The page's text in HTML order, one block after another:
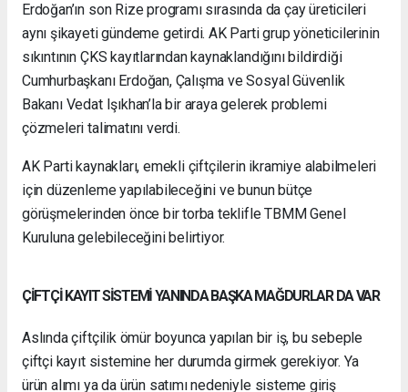
Erdoğan’ın son Rize programı sırasında da çay üreticileri
aynı şikayeti gündeme getirdi. AK Parti grup yöneticilerinin
sıkıntının ÇKS kayıtlarından kaynaklandığını bildirdiği
Cumhurbaşkanı Erdoğan, Çalışma ve Sosyal Güvenlik
Bakanı Vedat Işıkhan’la bir araya gelerek problemi
çözmeleri talimatını verdi.
AK Parti kaynakları, emekli çiftçilerin ikramiye alabilmeleri
için düzenleme yapılabileceğini ve bunun bütçe
görüşmelerinden önce bir torba teklifle TBMM Genel
Kuruluna gelebileceğini belirtiyor.
ÇİFTÇİ KAYIT SİSTEMİ YANINDA BAŞKA MAĞDURLAR DA VAR
Aslında çiftçilik ömür boyunca yapılan bir iş, bu sebeple
çiftçi kayıt sistemine her durumda girmek gerekiyor. Ya
ürün alımı ya da ürün satımı nedeniyle sisteme giriş